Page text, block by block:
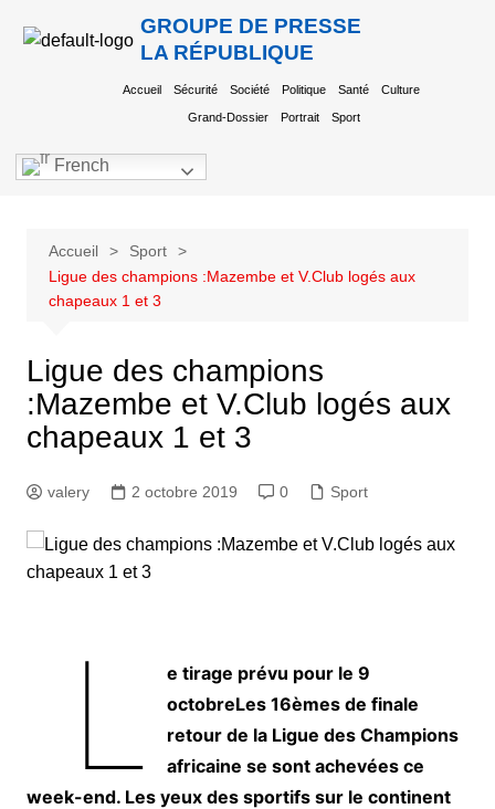
GROUPE DE PRESSE
LA RÉPUBLIQUE
Accueil Sécurité Société Politique Santé Culture
Grand-Dossier Portrait Sport
French
Accueil
Sport
Ligue des champions :Mazembe et V.Club logés aux
chapeaux 1 et 3
Ligue des champions
:Mazembe et V.Club logés aux
chapeaux 1 et 3
valery 2 octobre 2019 0 Sport
L
e tirage prévu pour le 9
octobreLes 16èmes de finale
retour de la Ligue des Champions
africaine se sont achevées ce
week-end. Les yeux des sportifs sur le continent